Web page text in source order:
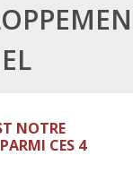
NOTRE
CES 4